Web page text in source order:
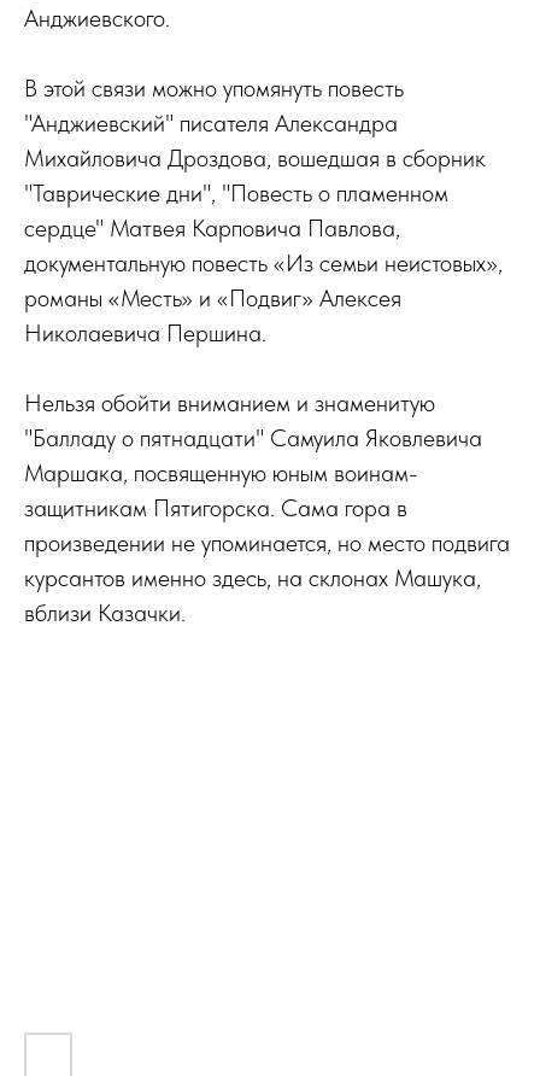
Анджиевского.
В этой связи можно упомянуть повесть
"Анджиевский" писателя Александра
Михайловича Дроздова, вошедшая в сборник
"Таврические дни", "Повесть о пламенном
сердце" Матвея Карповича Павлова,
документальную повесть «Из семьи неистовых»,
романы «Месть» и «Подвиг» Алексея
Николаевича Першина.
Нельзя обойти вниманием и знаменитую
"Балладу о пятнадцати" Самуила Яковлевича
Маршака, посвященную юным воинам-
защитникам Пятигорска. Сама гора в
произведении не упоминается, но место подвига
курсантов именно здесь, на склонах Машука,
вблизи Казачки.